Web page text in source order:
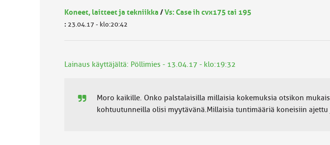
Koneet, laitteet ja tekniikka /Vs: Case ih cvx175 tai 195
: 23.04.17 - klo:20:42
Lainaus käyttäjältä: Pöllimies - 13.04.17 - klo:19:32
Moro kaikille. Onko palstalaisilla millaisia kokemuksia otsikon
kohtuutunneilla olisi myytävänä.Millaisia tuntimääriä koneisiin